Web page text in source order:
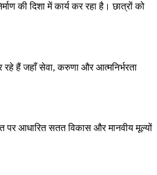
की दिशा में कार्य कर रहा है। छात्रों को
रहे हैं जहाँ सेवा, करुणा और आत्मनिर्भरता
पर आधारित सतत विकास और मानवीय मूल्यों